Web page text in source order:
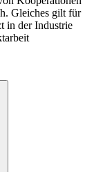
Gleiches gilt für
in der Industrie